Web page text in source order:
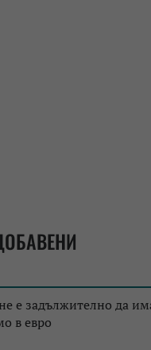
е задължително да
в евро